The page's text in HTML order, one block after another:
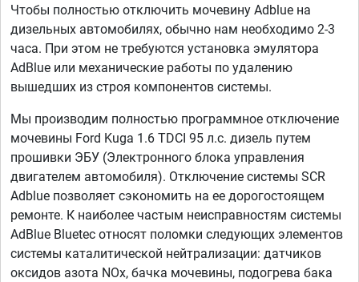
Чтобы полностью отключить мочевину Adblue на
дизельных автомобилях, обычно нам необходимо 2-3
часа. При этом не требуются установка эмулятора
AdBlue или механические работы по удалению
вышедших из строя компонентов системы.
Мы производим полностью программное отключение
мочевины Ford Kuga 1.6 TDCI 95 л.с. дизель путем
прошивки ЭБУ (Электронного блока управления
двигателем автомобиля). Отключение системы SCR
Adblue позволяет сэкономить на ее дорогостоящем
ремонте. К наиболее частым неисправностям системы
AdBlue Bluetec относят поломки следующих элементов
системы каталитической нейтрализации: датчиков
оксидов азота NOx, бачка мочевины, подогрева бака